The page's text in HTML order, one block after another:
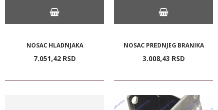
NOSAC HLADNJAKA
7.051,42 RSD
NOSAC PREDNJEG BRANIKA
3.008,43 RSD